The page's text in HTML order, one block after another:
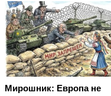
Мирошник: Европа не